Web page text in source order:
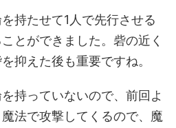
持たせて1人で先行させる
とができました。砦の近く
抑えた後も重要ですね。
持っていないので、前回よ
法で攻撃してくるので、魔